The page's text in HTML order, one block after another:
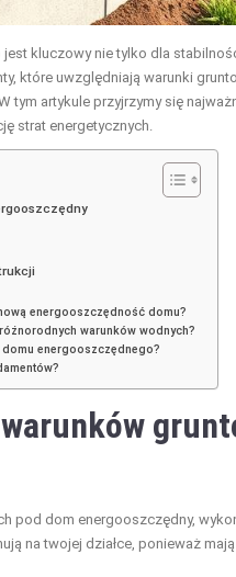
kluczowy nie tylko dla
które uwzględniają warunki
tym artykule przyjrzymy się
strat energetycznych.
energooszczędność domu?
warunków wodnych?
energooszczędnego?
pod dom energooszczędny,
na twojej działce, ponieważ